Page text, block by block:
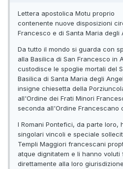
Lettera apostolica Motu proprio
contenente nuove disposizioni
Francesco e di Santa Maria degli
Da tutto il mondo si guarda con
alla Basilica di San Francesco in
custodisce le spoglie mortali del
Basilica di Santa Maria degli
insigne chiesetta della
all'Ordine dei Frati Minori
seconda all'Ordine Francescano
I Romani Pontefici, da parte loro,
singolari vincoli e speciale
Templi Maggiori francescani
atque dignitatem e li hanno voluti
direttamente alla loro